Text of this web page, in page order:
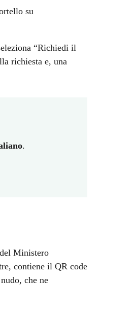
su
“Richiedi il
richiesta e, una
.
Ministero
contiene il QR code
che ne